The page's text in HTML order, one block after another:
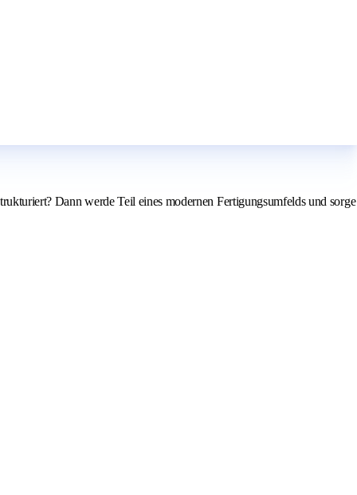
Dann werde Teil eines modernen Fertigungsumfelds und sorge